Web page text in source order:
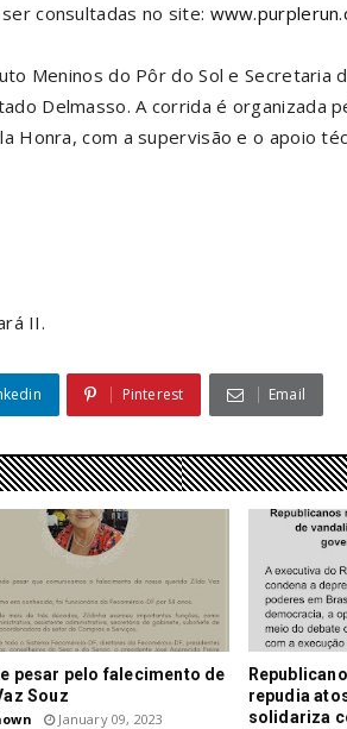
consultadas no site:
Meninos do Pôr do Sol e Secretaria
Delmasso. A corrida é organizada
Honra, com a supervisão e o apoio
II.
Pinterest Email
pesar pelo falecimento de
Souz
January 09, 2023
repudia
solidariza